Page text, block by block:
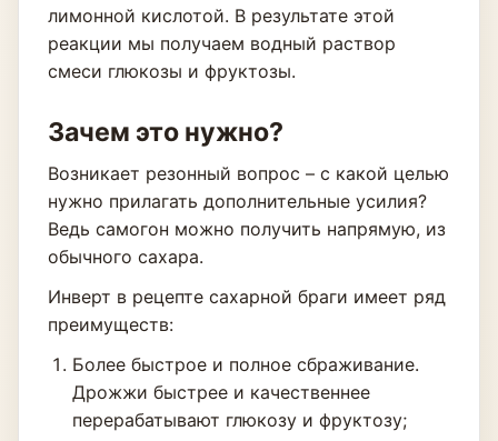
лимонной кислотой. В результате этой
реакции мы получаем водный раствор
смеси глюкозы и фруктозы.
Зачем это нужно?
Возникает резонный вопрос – с какой целью
нужно прилагать дополнительные усилия?
Ведь самогон можно получить напрямую, из
обычного сахара.
Инверт в рецепте сахарной браги имеет ряд
преимуществ:
Более быстрое и полное сбраживание.
Дрожжи быстрее и качественнее
перерабатывают глюкозу и фруктозу;